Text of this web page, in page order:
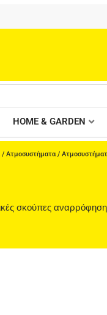
HOME & GARDEN
/ Ατμοσυστήματα /
σκούπες